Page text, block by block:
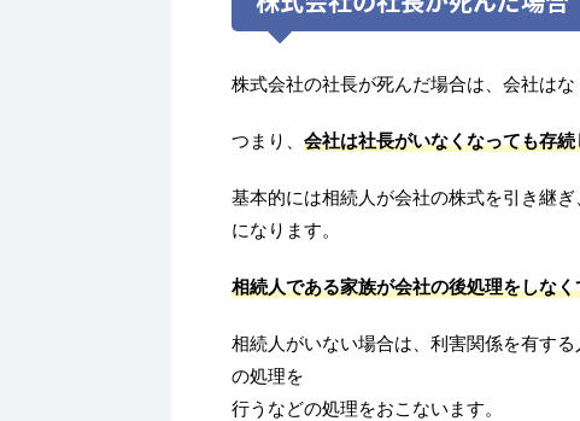
株式会社の社長が死んだ場合は、会社はな
つまり、 会社は社長がいなくなっても存
基本的には相続人が会社の株式を引き継
になります。
相続人である家族が会社の後処理をしな
相続人がいない場合は、利害関係を有す
の処理を
行うなどの処理をおこないます。